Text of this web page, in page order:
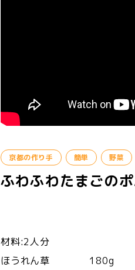
京都の作り手 簡単 野菜
ふわふわたまごの
材料:2人分
ほうれん草 180g